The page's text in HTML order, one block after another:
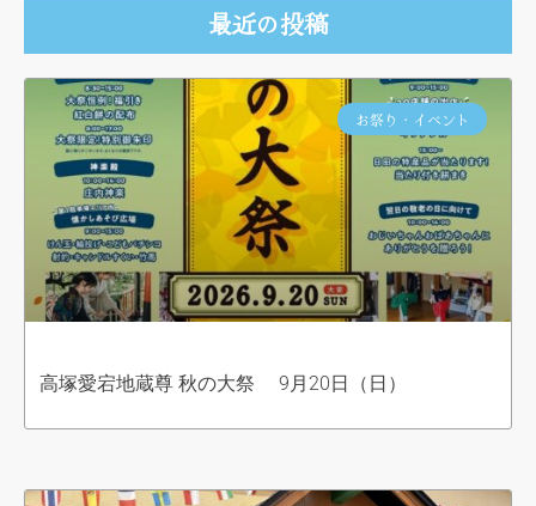
最近の投稿
お祭り・イベント
高塚愛宕地蔵尊 秋の大祭 9月20日（日）